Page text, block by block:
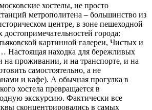
хостелы, не просто
метрополитена – большинство из
центре, в зоне пешеходной
достопримечательностей города:
картинной галереи, Чистых и
Настоящая находка для бережливых
на проживании, и на транспорте, и на
самостоятельно, а не
и кафе). А обычная прогулка в
хостела превращается в
экскурсию. Фактически все
сконцентрировались в самых